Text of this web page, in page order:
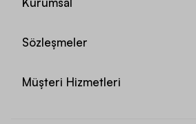
Sözleşmeler
Müşteri Hizmetleri